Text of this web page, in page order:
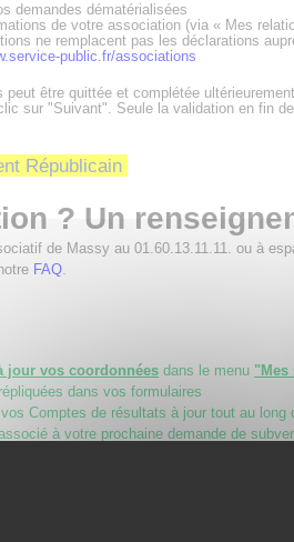
demandes dématérialisées
de votre association (via « Mes
ne remplacent pas les déclarations
public.fr/associations
peut être quittée et complétée
sur "Suivant". Seule la validation en fin
Républicain
? Un
de Massy au 01.60.13.11.11. ou à
FAQ.
jour vos coordonnées dans le menu "Mes
dans vos formulaires
Comptes de résultats à jour tout au long
à votre prochaine demande de
toute association sollicitant une
administrative (État,
) doit être signataire du contrat